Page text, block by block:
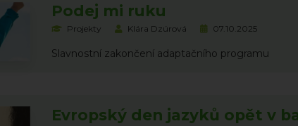
Podej mi ruku
Projekty Klára Dzúrová 07.10.2025
Slavnostní zakončení adaptačního programu
Evropský den jazyků opět v